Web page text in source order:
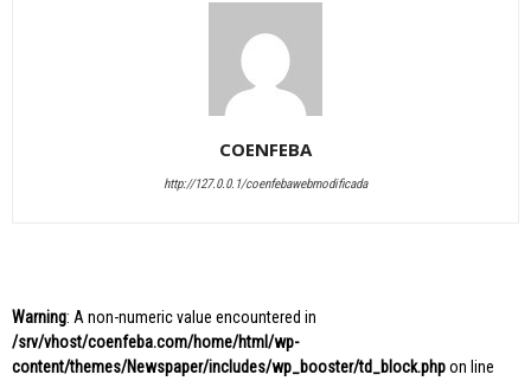
COENFEBA
http://127.0.0.1/coenfebawebmodificada
Warning: A non-numeric value encountered in
/srv/vhost/coenfeba.com/home/html/wp-
content/themes/Newspaper/includes/wp_booster/td_block.phpon line